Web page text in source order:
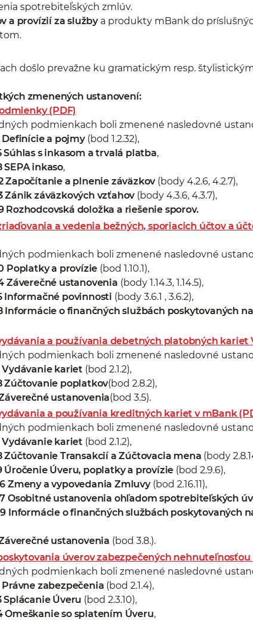
spotrebiteľských zmlúv.
a provízií za službya produkty mBank do
došlo prevažne ku gramatickým resp.
zmenených ustanovení:
(PDF)
podmienkach boli zmenené nasledovné
Definície a pojmy(bod 1.2.32),
Súhlas s inkasom a trvalá platba,
SEPA inkaso,
Započítanie a plnenie záväzkov(body 4.2.6, 4.2.7),
Zánik záväzkových vzťahov(body 4.3.6, 4.3.7),
Rozhodcovská doložka a riešenie sporov.
a vedenia bežných, sporiacich účtov a
podmienkach boli zmenené nasledovné
Poplatky a provízie (bod 1.10.1),
Záverečné ustanovenia (body 1.14.3, 1.14.5),
Informačné povinnosti (body 3.6.1 , 3.6.2),
Informácie o finančných službách poskytovaných
a používania debetných platobných kariet
podmienkach boli zmenené nasledovné
Vydávanie kariet (bod 2.1.2),
Zúčtovanie poplatkov(bod 2.8.2),
ustanovenia(bod 3.5).
a používania kreditných kariet v mBank
podmienkach boli zmenené nasledovné
Vydávanie kariet (bod 2.1.2),
Zúčtovanie Transakcií a Zúčtovacia mena (body
Úročenie Úveru, poplatky a provízie (bod 2.9.6),
Zmeny a vypovedania Zmluvy(bod 2.16.11),
Osobitné ustanovenia ohľadom spotrebiteľských
Informácie o finančných službách poskytovaných
ustanovenia (bod 3.8.).
úverov zabezpečených nehnuteľnosťou
podmienkach boli zmenené nasledovné
Právne zabezpečenia (bod 2.1.4),
Splácanie Úveru (bod 2.3.10),
Omeškanie so splatením Úveru,